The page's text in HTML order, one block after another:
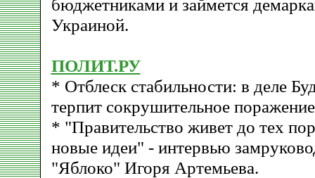
бюджетниками и займется
Украиной.
ПОЛИТ.РУ
* Отблеск стабильности: в деле
терпит сокрушительное
* "Правительство живет до тех
новые идеи" - интервью
"Яблоко" Игоря Артемьева.